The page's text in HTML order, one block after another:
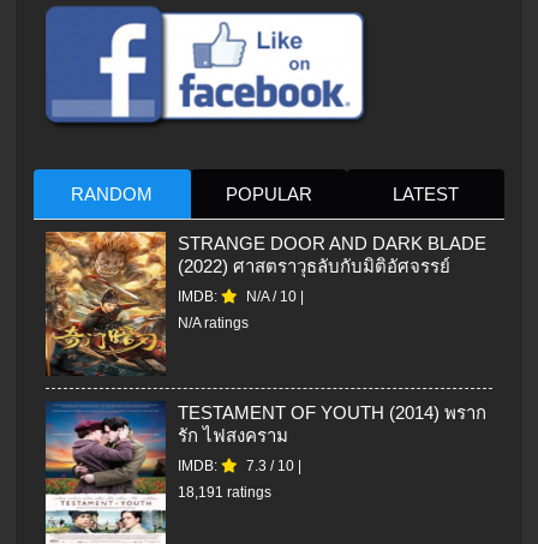
RANDOM POPULAR LATEST
STRANGE DOOR AND DARK BLADE
(2022) ศาสตราวุธลับกับมิติอัศจรรย์
IMDB: N/A/ 10
N/A ratings
TESTAMENT OF YOUTH (2014) พราก
รัก ไฟสงคราม
IMDB: 7.3 / 10
18,191 ratings